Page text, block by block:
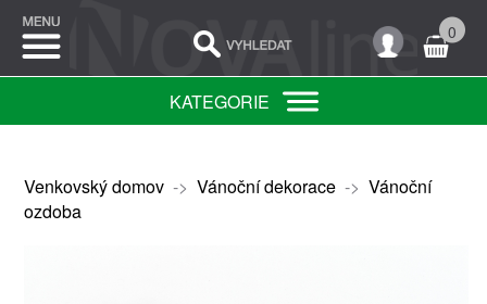
0
KATEGORIE
Venkovský domov-> Vánoční dekorace-> Vánoční
ozdoba